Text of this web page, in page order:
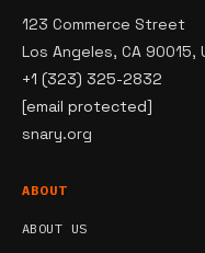
123 Commerce Street
Los Angeles, CA 90015,
+1 (323) 325-2832
[email protected]
snary.org
ABOUT
ABOUT US